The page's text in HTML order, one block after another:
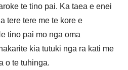
te tino pai. Ka taea e enei
tere tere me te kore e
tino pai mo nga oma
kia tutuki nga ra kati me
o te tuhinga.